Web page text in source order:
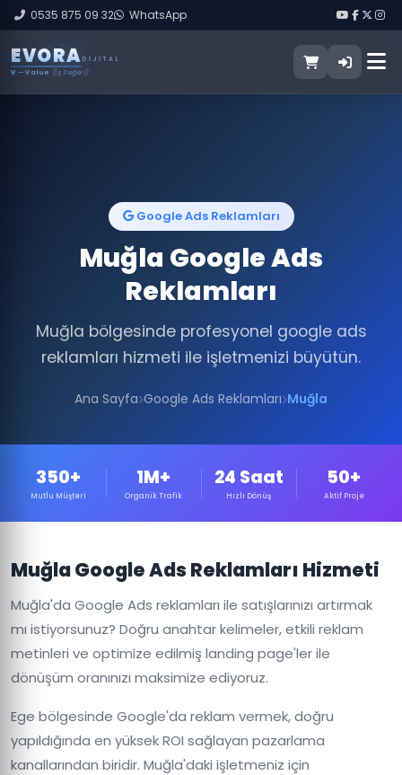
0535 875 09 32 WhatsApp
EVORA DIJITAL
V — Value (İş Değeri)
Google Ads Reklamları
Muğla Google Ads
Reklamları
Muğla bölgesinde profesyonel google ads
reklamları hizmeti ile işletmenizi büyütün.
Ana Sayfa Google Ads Reklamları Muğla
350+
Mutlu Müşteri
1M+
Organik Trafik
24 Saat
Hızlı Dönüş
50+
Aktif Proje
Muğla Google Ads Reklamları Hizmeti
Muğla'da Google Ads reklamları ile satışlarınızı artırmak
mı istiyorsunuz? Doğru anahtar kelimeler, etkili reklam
metinleri ve optimize edilmiş landing page'ler ile
dönüşüm oranınızı maksimize ediyoruz.
Ege bölgesinde Google'da reklam vermek, doğru
yapıldığında en yüksek ROI sağlayan pazarlama
kanallarından biridir. Muğla'daki işletmeniz için